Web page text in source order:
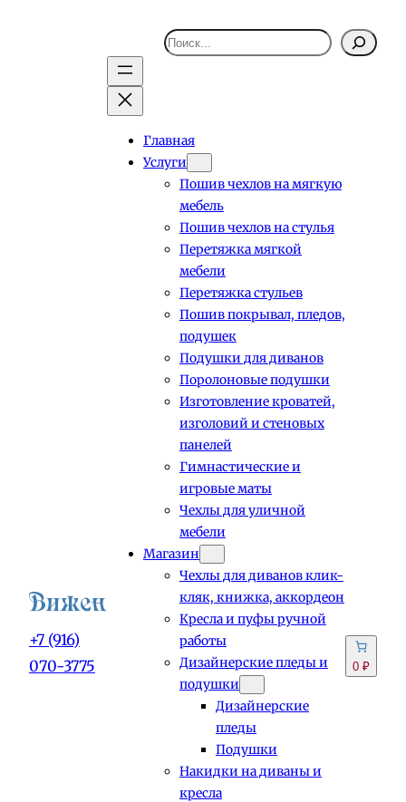
+7 (916)
070-3775
Поиск
Главная
Услуги
Пошив чехлов на мягкую
мебель
Пошив чехлов на стулья
Перетяжка мягкой
мебели
Перетяжка стульев
Пошив покрывал, пледов,
подушек
Подушки для диванов
Поролоновые подушки
Изготовление кроватей,
изголовий и стеновых
панелей
Гимнастические и
игровые маты
Чехлы для уличной
мебели
Магазин
Чехлы для диванов клик-
кляк, книжка, аккордеон
Кресла и пуфы ручной
работы
Дизайнерские пледы и
подушки
Дизайнерские
пледы
Подушки
Накидки на диваны и
кресла
0 ₽